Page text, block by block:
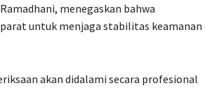
menegaskan bahwa
untuk menjaga stabilitas keamanan
akan didalami secara profesional